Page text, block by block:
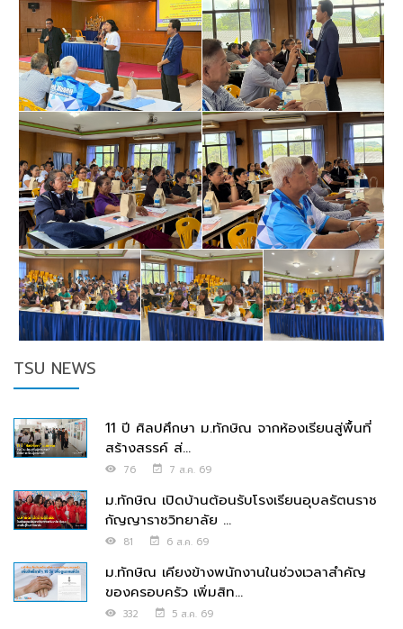
TSU NEWS
11 ปี ศิลปศึกษา ม.ทักษิณ จากห้องเรียนสู่พื้นที่
สร้างสรรค์ ส่...
76 7 ส.ค. 69
ม.ทักษิณ เปิดบ้านต้อนรับโรงเรียนอุบลรัตนราช
กัญญาราชวิทยาลัย ...
81 6 ส.ค. 69
ม.ทักษิณ เคียงข้างพนักงานในช่วงเวลาสำคัญ
ของครอบครัว เพิ่มสิท...
332 5 ส.ค. 69